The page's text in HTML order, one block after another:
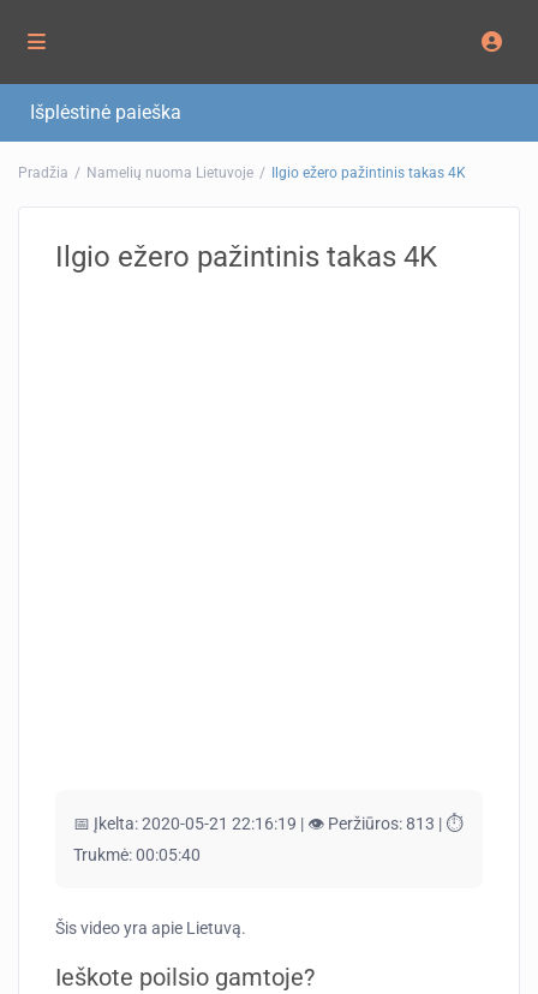
Išplėstinė paieška
Pradžia Namelių nuoma Lietuvoje Ilgio ežero pažintinis takas 4K
Ilgio ežero pažintinis takas 4K
📅 Įkelta:2020-05-21 22:16:19 | 👁️ Peržiūros:813 | ⏱️
Trukmė:00:05:40
Šis video yra apie Lietuvą.
Ieškote poilsio gamtoje?